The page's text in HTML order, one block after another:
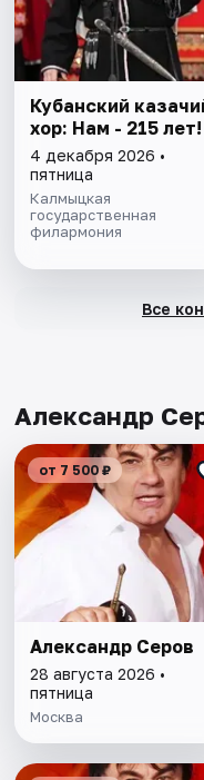
Кубанский
хор: Нам - 215 лет!
4 декабря 2026 •
пятница
Калмыцкая
государственная
филармония
Все
Александр
от 7 500 ₽
Александр Серов
28 августа 2026 •
пятница
Москва